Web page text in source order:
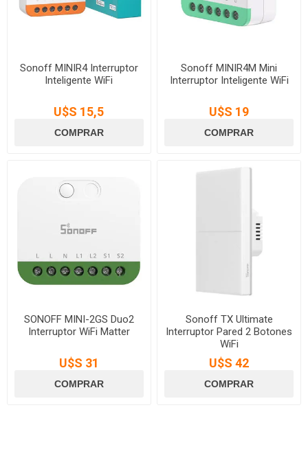
Sonoff MINIR4 Interruptor
Inteligente WiFi
U$S 15,5
Sonoff MINIR4M Mini
Interruptor Inteligente WiFi
U$S 19
SONOFF MINI-2GS Duo2
Interruptor WiFi Matter
U$S 31
Sonoff TX Ultimate
Interruptor Pared 2 Botones
WiFi
U$S 42